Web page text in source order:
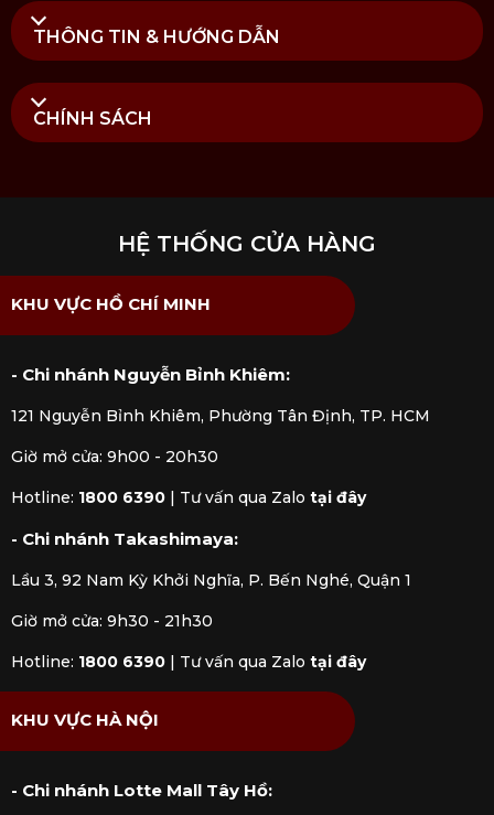
Lưu ý sử dụng Chảo inox Industry 5
Mua Chảo inox Industry 5 tại Kitchen
Koncept
TạiKitchen Koncept , chúng tôi cung cấp sản phẩm
kiểm định rõ ràng bởi các cơ quan chức năng. Mua
hàng tại Kitchen Koncept khách hàng sẽ yên tâm khi
mãi chúng tôi đem đến.
THÔNG TIN & HƯỚNG DẪN
CHÍNH SÁCH
HỆ THỐNG CỬA HÀNG
KHU VỰC HỒ CHÍ MINH
- Chi nhánh Nguyễn Bỉnh Khiêm:
121 Nguyễn Bỉnh Khiêm, Phường Tân Định, TP. HCM
Giờ mở cửa: 9h00 - 20h30
Hotline: 1800 6390 Tư vấn qua Zalo tại đây
- Chi nhánh Takashimaya:
Lầu 3, 92 Nam Kỳ Khởi Nghĩa, P. Bến Nghé, Quận 1
Giờ mở cửa: 9h30 - 21h30
Hotline: 1800 6390 Tư vấn qua Zalo tại đây
KHU VỰC HÀ NỘI
- Chi nhánh Lotte Mall Tây Hồ: